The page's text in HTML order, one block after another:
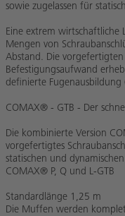
sowie zugelassen für
Eine extrem wirtschaftliche
Mengen von
Abstand. Die
Befestigungsaufwand
definierte
COMAX® - GTB - Der
Die kombinierte Version
vorgefertigtes
statischen und
COMAX® P, Q und L-GTB
Standardlänge 1,25 m
Die Muffen werden